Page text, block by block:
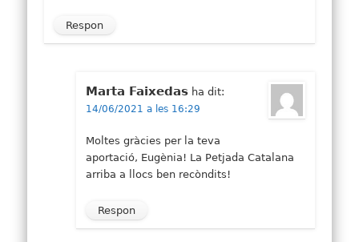
Respon
Marta Faixedas ha dit:
14/06/2021 a les 16:29
Moltes gràcies per la teva
aportació, Eugènia! La Petjada Catalana
arriba a llocs ben recòndits!
Respon